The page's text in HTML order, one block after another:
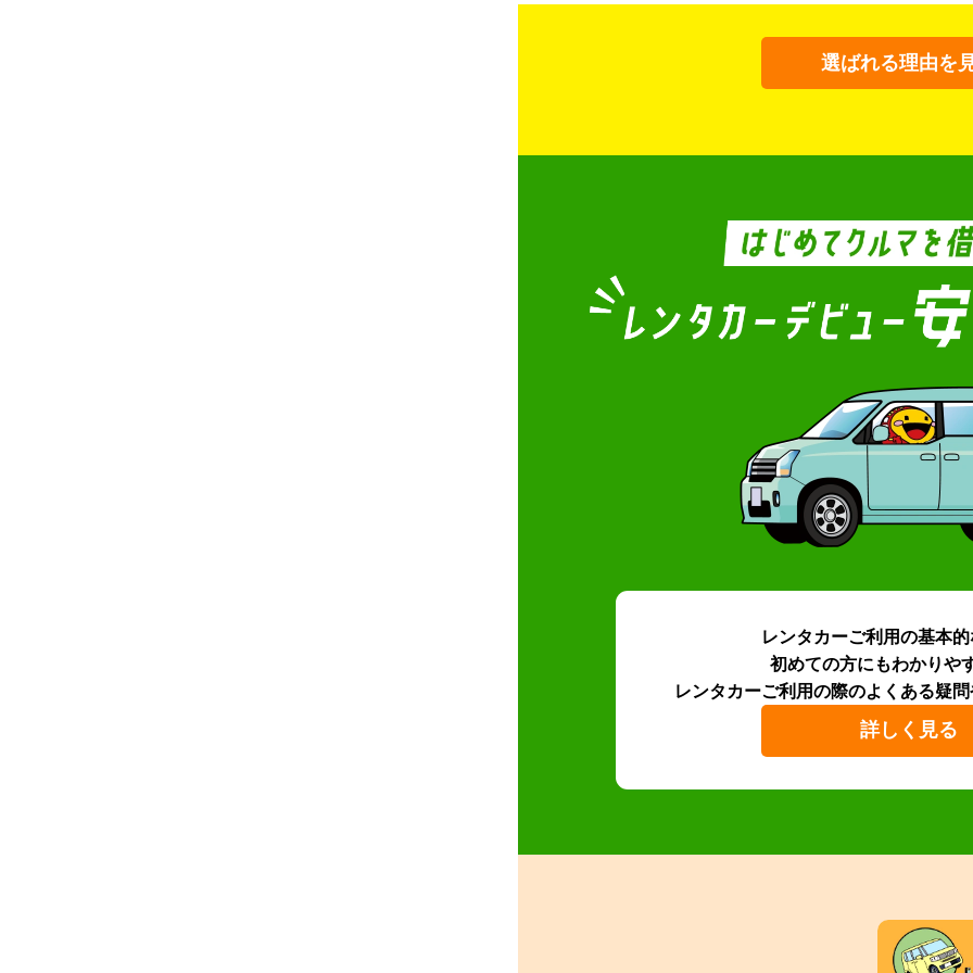
選ばれる理由を
レンタカーご利用の基本
初めての方にもわかりや
レンタカーご利用の際のよくある疑問
詳しく見る